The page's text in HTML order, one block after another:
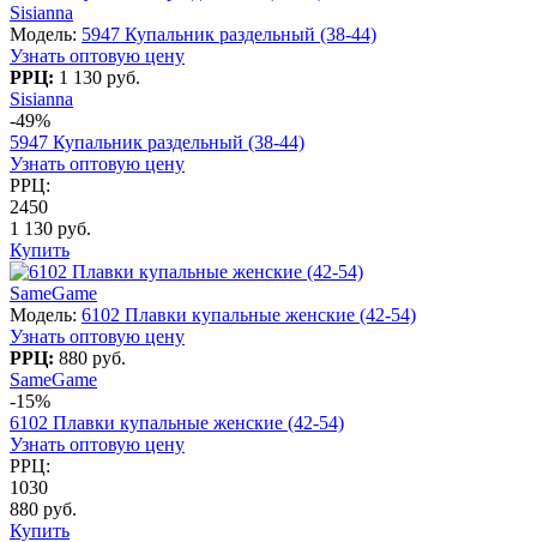
Sisianna
Модель: 5947 Купальник раздельный (38-44)
Узнать оптовую цену
РРЦ: 1 130 руб.
Sisianna
-49%
5947 Купальник раздельный (38-44)
Узнать оптовую цену
РРЦ:
2450
1 130 руб.
Купить
SameGame
Модель: 6102 Плавки купальные женские (42-54)
Узнать оптовую цену
РРЦ: 880 руб.
SameGame
-15%
6102 Плавки купальные женские (42-54)
Узнать оптовую цену
РРЦ:
1030
880 руб.
Купить